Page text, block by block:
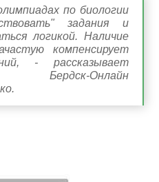
по биологии
задания и
логикой. Наличие
компенсирует
- рассказывает
Бердск-Онлайн